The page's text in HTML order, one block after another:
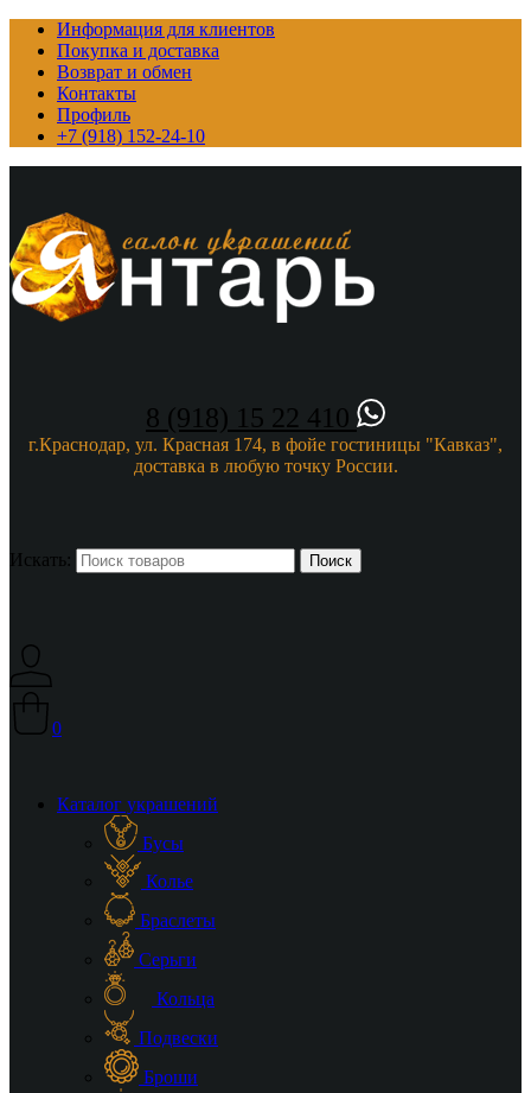
Информация для клиентов
Покупка и доставка
Возврат и обмен
Контакты
Профиль
+7 (918) 152-24-10
8 (918) 15 22 410
г.Краснодар, ул. Красная 174, в фойе гостиницы "Кавказ",
доставка в любую точку России.
Искать:
0
Каталог украшений
Бусы
Колье
Браслеты
Серьги
Кольца
Подвески
Броши